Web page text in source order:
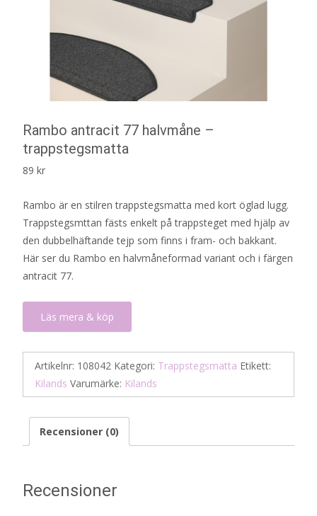
Rambo antracit 77 halvmåne –
trappstegsmatta
89 kr
Rambo är en stilren trappstegsmatta med kort öglad lugg.
Trappstegsmttan fästs enkelt på trappsteget med hjälp av
den dubbelhäftande tejp som finns i fram- och bakkant.
Här ser du Rambo en halvmåneformad variant och i färgen
antracit 77.
Läs mera & köp
Artikelnr: 108042 Kategori: Trappstegsmatta Etikett:
Kilands Varumärke: Kilands
Recensioner (0)
Recensioner